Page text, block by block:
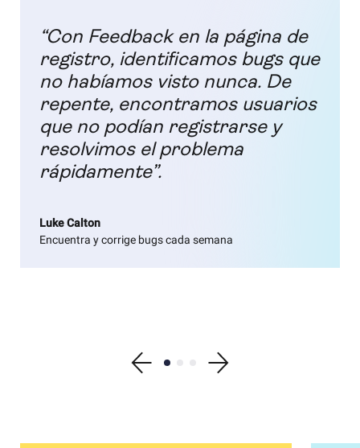
“Con Feedback en la página de
registro, identificamos bugs que
no habíamos visto nunca. De
repente, encontramos usuarios
que no podían registrarse y
resolvimos el problema
rápidamente”.
Luke Calton
Encuentra y corrige bugs cada semana
Show previous testimonial
Show testimonial 1
Show testimonial 2
Show testimonial 3
Show next testimonial